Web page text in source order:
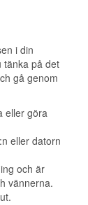
i din
tänka på det
gå genom
eller göra
eller datorn
och är
vännerna.